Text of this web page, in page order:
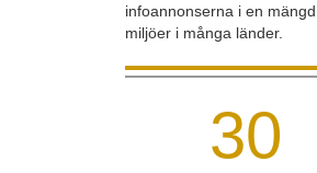
infoannonserna i en
miljöer i många länder.
30